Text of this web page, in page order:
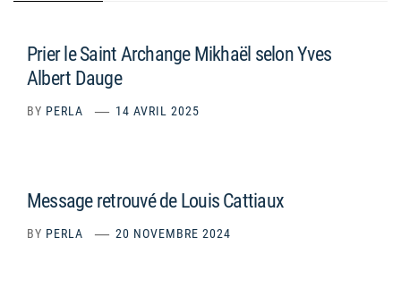
Prier le Saint Archange Mikhaël selon Yves
Albert Dauge
BY PERLA 14 AVRIL 2025
Message retrouvé de Louis Cattiaux
BY PERLA 20 NOVEMBRE 2024